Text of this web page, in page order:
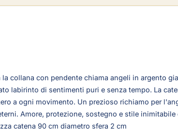
la collana con pendente chiama angeli in argento
labirinto di sentimenti puri e senza tempo. La
a ogni movimento. Un prezioso richiamo per
Amore, protezione, sostegno e stile
catena 90 cm diametro sfera 2 cm